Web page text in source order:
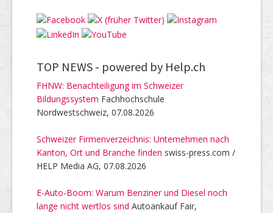
TOP NEWS - powered by Help.ch
FHNW: Benachteiligung im Schweizer
Bildungssystem Fachhochschule
Nordwestschweiz, 07.08.2026
Schweizer Firmenverzeichnis: Unternehmen nach
Kanton, Ort und Branche finden swiss-press.com /
HELP Media AG, 07.08.2026
E-Auto-Boom: Warum Benziner und Diesel noch
lange nicht wertlos sind Autoankauf Fair,